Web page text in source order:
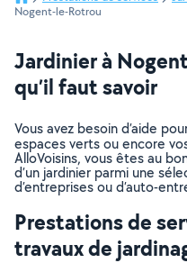
Nogent-le-Rotrou
Jardinier à
qu’il faut savoir
Vous avez besoin d’aide
espaces verts ou encore
AlloVoisins, vous êtes au
d’un jardinier parmi une
d’entreprises ou d’auto-
Prestations de
travaux de